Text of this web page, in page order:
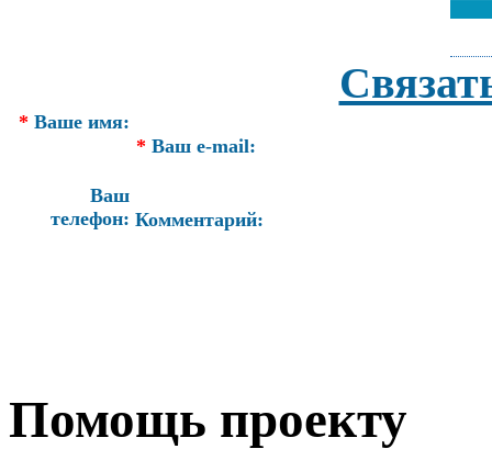
* Ваше имя:
* Ваш e-mail:
Ваш
телефон: Комментарий:
Помощь проекту